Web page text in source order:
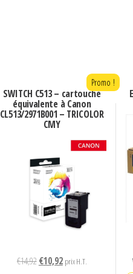
SWITCH C513 – cartouche
équivalente à Canon
CL513/2971B001 – TRICOLOR
CMY
Promo !
€14,92Le
€10,92Leprix H.T.